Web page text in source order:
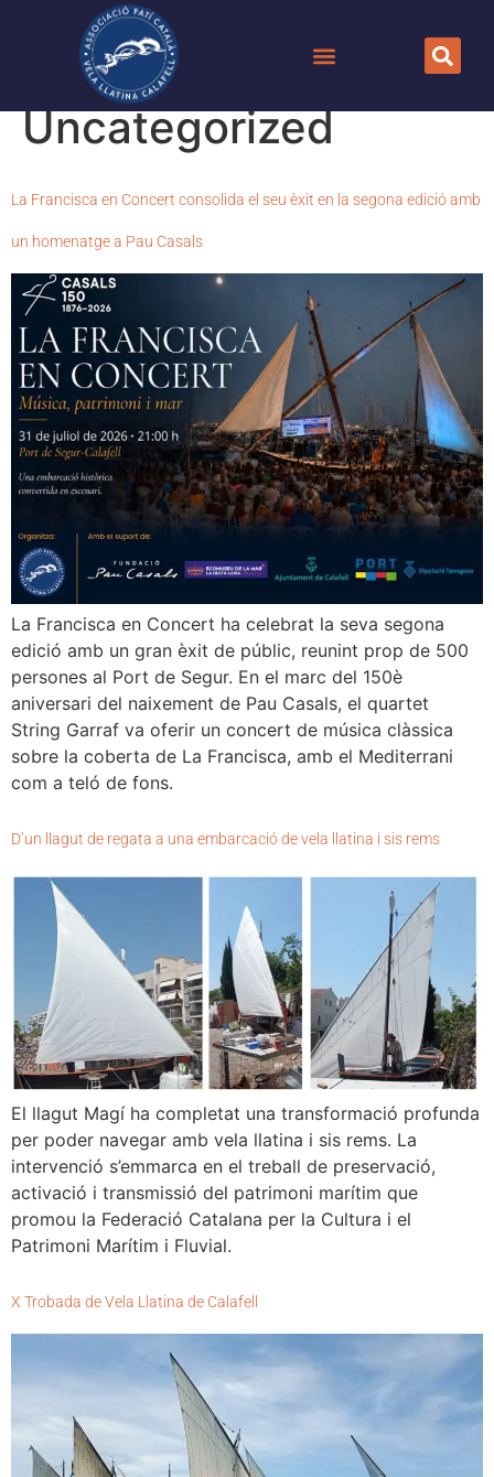
Categoria:
Uncategorized
La Francisca en Concert consolida el seu èxit en la segona edició amb
un homenatge a Pau Casals
La Francisca en Concert ha celebrat la seva segona
edició amb un gran èxit de públic, reunint prop de 500
persones al Port de Segur. En el marc del 150è
aniversari del naixement de Pau Casals, el quartet
String Garraf va oferir un concert de música clàssica
sobre la coberta de La Francisca, amb el Mediterrani
com a teló de fons.
D’un llagut de regata a una embarcació de vela llatina i sis rems
El llagut Magí ha completat una transformació profunda
per poder navegar amb vela llatina i sis rems. La
intervenció s’emmarca en el treball de preservació,
activació i transmissió del patrimoni marítim que
promou la Federació Catalana per la Cultura i el
Patrimoni Marítim i Fluvial.
X Trobada de Vela Llatina de Calafell